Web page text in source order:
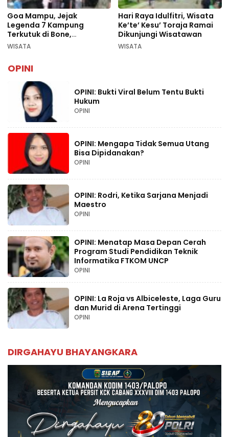
Goa Mampu, Jejak
Legenda 7 Kampung
Terkutuk di Bone,
Rekomendasi Liburan
WISATA
Hari Raya Idulfitri, Wisata
Ke’te’ Kesu’ Toraja Ramai
Dikunjungi Wisatawan
WISATA
OPINI
OPINI: Bukti Viral Belum Tentu Bukti
Hukum
OPINI
OPINI: Mengapa Tidak Semua Utang
Bisa Dipidanakan?
OPINI
OPINI: Rodri, Ketika Sarjana Menjadi
Maestro
OPINI
OPINI: Menatap Masa Depan Cerah
Program Studi Pendidikan Teknik
Informatika FTKOM UNCP
OPINI
OPINI: La Roja vs Albiceleste, Laga Guru
dan Murid di Arena Tertinggi
OPINI
DIRGAHAYU BHAYANGKARA